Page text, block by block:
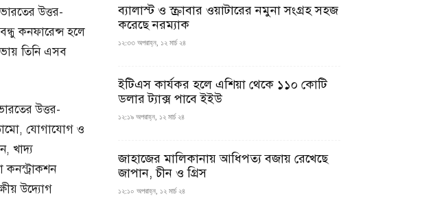
উত্তর-
কনফারেন্স হলে
তিনি এসব
উত্তর-
যোগাযোগ ও
খাদ্য
কনস্ট্রাকশন
উদ্যোগ
ব্যালাস্ট ও স্ক্রাবার ওয়াটারের নমুনা সংগ্রহ সহজ
করেছে নরম্যাক
১২:৩৩ অপরাহ্ন, ১২ মার্চ ২৪
ইটিএস কার্যকর হলে এশিয়া থেকে ১১০ কোটি
ডলার ট্যাক্স পাবে ইইউ
১২:১৯ অপরাহ্ন, ১২ মার্চ ২৪
জাহাজের মালিকানায় আধিপত্য বজায় রেখেছে
জাপান, চীন ও গ্রিস
১২:১০ অপরাহ্ন, ১২ মার্চ ২৪